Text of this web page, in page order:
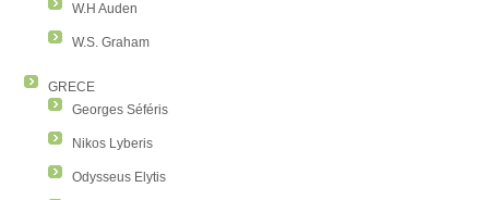
W.H Auden
W.S. Graham
GRECE
Georges Séféris
Nikos Lyberis
Odysseus Elytis